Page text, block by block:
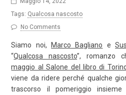
Tags: Qualcosa nascosto
No Comments
Siamo noi, Marco Bagliano e
“Qualcosa nascosto”, romanzo
maggio al Salone del libro di
viene da ridere perché qualche
trascorso il pomeriggio